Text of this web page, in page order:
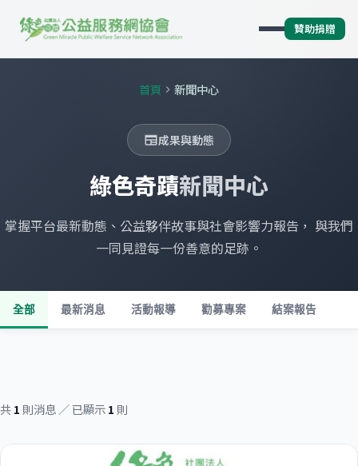
贊助捐贈
首頁 chevron_right 新聞中心
newspaper成果與動態
綠色奇蹟新聞中心
掌握平台最新動態、公益夥伴故事與社會影響力報告， 與我們
一同見證每一份善意的足跡。
全部 最新消息 活動報導 勸募專案 結案報告
共1 則消息 ／ 已顯示1 則